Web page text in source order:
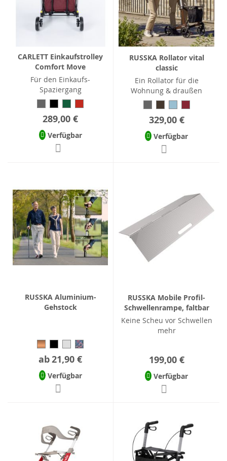
CARLETT Einkaufstrolley
Comfort Move
Für den Einkaufs-
Spaziergang
289,00 €
Verfügbar
RUSSKA Rollator vital
classic
Ein Rollator für die
Wohnung & draußen
329,00 €
Verfügbar
RUSSKA Aluminium-
Gehstock
ab21,90 €
Verfügbar
RUSSKA Mobile Profil-
Schwellenrampe, faltbar
Keine Scheu vor Schwellen
mehr
199,00 €
Verfügbar